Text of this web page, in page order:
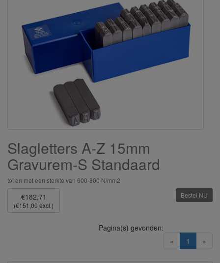
Slagletters A-Z 15mm
Gravurem-S Standaard
tot en met een sterkte van 600-800 N/mm2
€182,71
(€151,00 excl.)
Bestel NU
« 1 (current)
»
Pagina(s) gevonden: